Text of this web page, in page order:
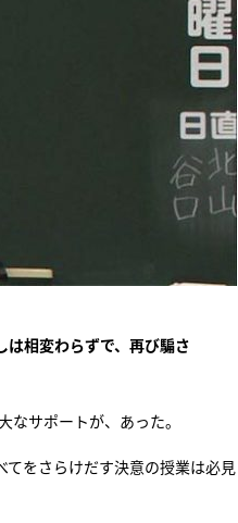
相変わらずで、再び騙さ
サポートが、あった。
をさらけだす決意の授業は必見